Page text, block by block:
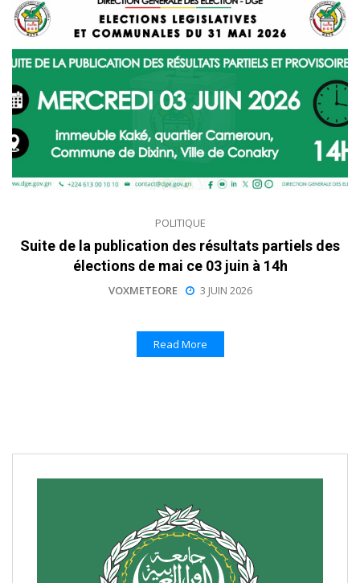
POLITIQUE
Suite de la publication des résultats partiels des
élections de mai ce 03 juin à 14h
VOXMETEORE 3 JUIN 2026
Read More